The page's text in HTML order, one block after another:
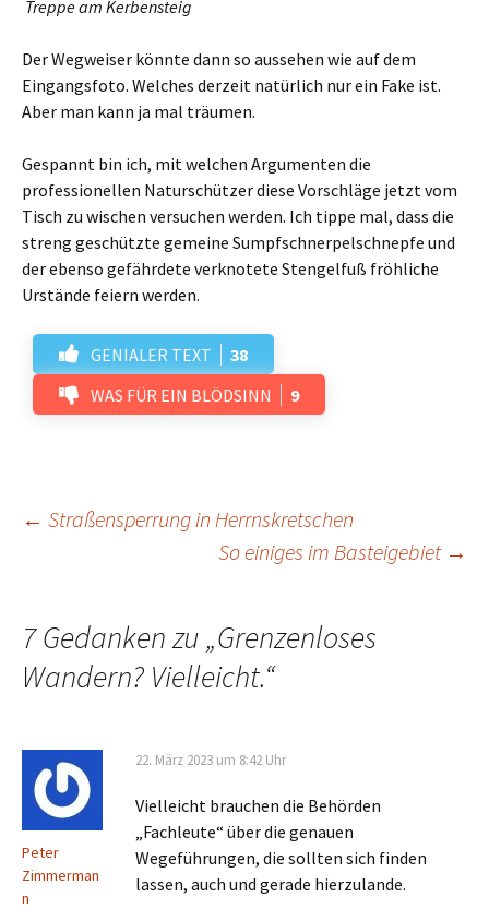
Treppe am Kerbensteig
Der Wegweiser könnte dann so aussehen wie auf dem
Eingangsfoto. Welches derzeit natürlich nur ein Fake ist.
Aber man kann ja mal träumen.
Gespannt bin ich, mit welchen Argumenten die
professionellen Naturschützer diese Vorschläge jetzt vom
Tisch zu wischen versuchen werden. Ich tippe mal, dass die
streng geschützte gemeine Sumpfschnerpelschnepfe und
der ebenso gefährdete verknotete Stengelfuß fröhliche
Urstände feiern werden.
GENIALER TEXT
38
WAS FÜR EIN BLÖDSINN
9
Beitrags-
← Straßensperrung in Herrnskretschen
So einiges im Basteigebiet →
7 Gedanken zu „Grenzenloses
Wandern? Vielleicht.“
Peter
Zimmerman
n
22. März 2023 um 8:42 Uhr
Vielleicht brauchen die Behörden
„Fachleute“ über die genauen
Wegeführungen, die sollten sich finden
lassen, auch und gerade hierzulande.